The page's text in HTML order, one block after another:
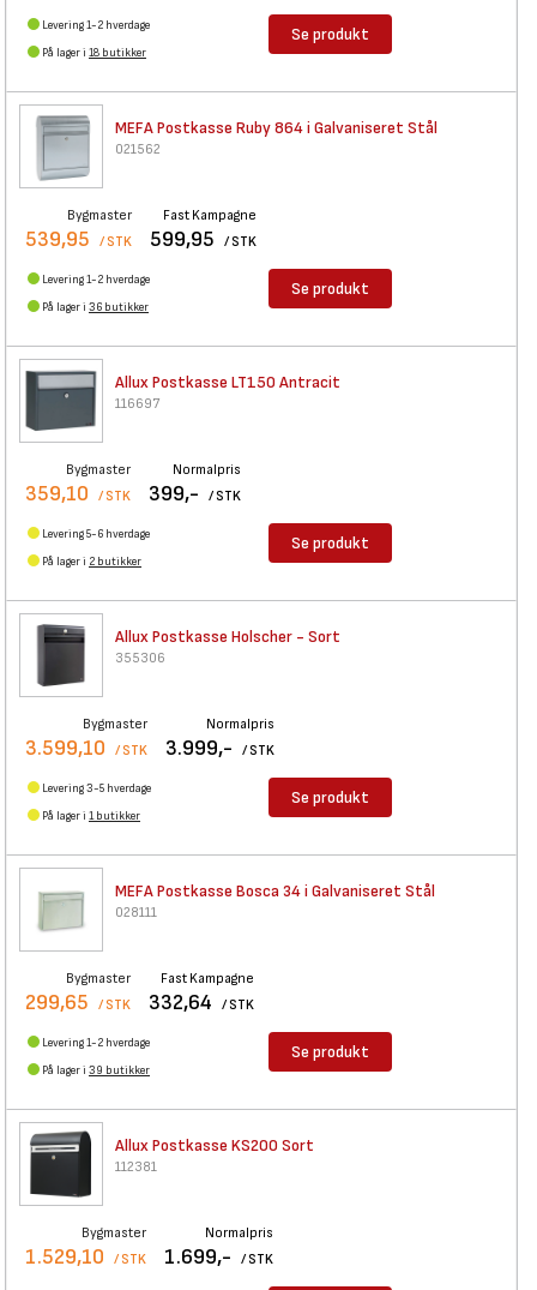
Levering 1-2 hverdage
På lager i 18 butikker
Se produkt
MEFA Postkasse Ruby 864 i Galvaniseret Stål
021562
Bygmaster
539,95 / STK
Fast Kampagne
599,95 / STK
Levering 1-2 hverdage
På lager i 36 butikker
Se produkt
Allux Postkasse LT150 Antracit
116697
Bygmaster
359,10 / STK
Normalpris
399,- / STK
Levering 5-6 hverdage
På lager i 2 butikker
Se produkt
Allux Postkasse Holscher - Sort
355306
Bygmaster
3.599,10 / STK
Normalpris
3.999,- / STK
Levering 3-5 hverdage
På lager i 1 butikker
Se produkt
MEFA Postkasse Bosca 34 i Galvaniseret Stål
028111
Bygmaster
299,65 / STK
Fast Kampagne
332,64 / STK
Levering 1-2 hverdage
På lager i 39 butikker
Se produkt
Allux Postkasse KS200 Sort
112381
Bygmaster
1.529,10 / STK
Normalpris
1.699,- / STK